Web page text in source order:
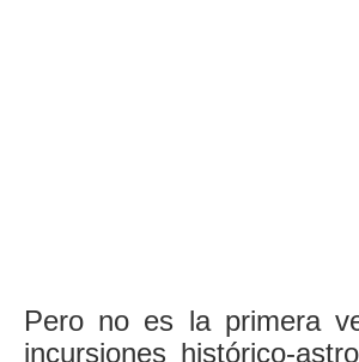
Pero no es la primera
incursiones histórico-